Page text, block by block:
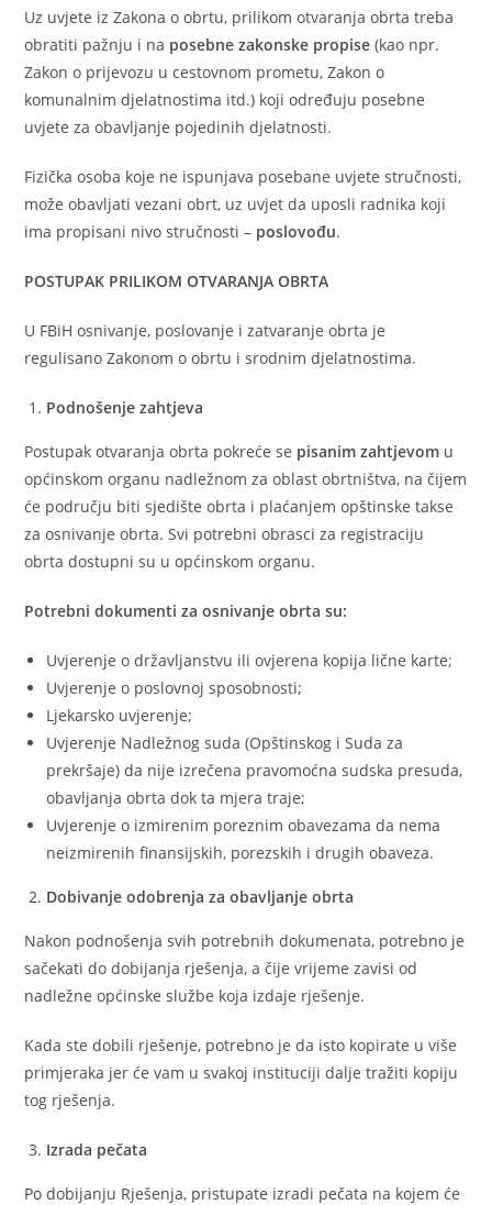
Uz uvjete iz Zakona o obrtu, prilikom otvaranja obrta treba
obratiti pažnju i na posebne zakonske propise(kao npr.
Zakon o prijevozu u cestovnom prometu, Zakon o
komunalnim djelatnostima itd.) koji određuju posebne
uvjete za obavljanje pojedinih djelatnosti.
Fizička osoba koje ne ispunjava posebane uvjete stručnosti,
može obavljati vezani obrt, uz uvjet da uposli radnika koji
ima propisani nivo stručnosti – poslovođu.
POSTUPAK PRILIKOM OTVARANJA OBRTA
U FBiH osnivanje, poslovanje i zatvaranje obrta je
regulisano Zakonom o obrtu i srodnim djelatnostima.
Podnošenje zahtjeva
Postupak otvaranja obrta pokreće se pisanim zahtjevom u
općinskom organu nadležnom za oblast obrtništva, na čijem
će području biti sjedište obrta i plaćanjem opštinske takse
za osnivanje obrta. Svi potrebni obrasci za registraciju
obrta dostupni su u općinskom organu.
Potrebni dokumenti za osnivanje obrta su:
Uvjerenje o državljanstvu ili ovjerena kopija lične karte;
Uvjerenje o poslovnoj sposobnosti;
Ljekarsko uvjerenje;
Uvjerenje Nadležnog suda (Opštinskog i Suda za
prekršaje) da nije izrečena pravomoćna sudska presuda,
obavljanja obrta dok ta mjera traje;
Uvjerenje o izmirenim poreznim obavezama da nema
neizmirenih finansijskih, porezskih i drugih obaveza.
Dobivanje odobrenja za obavljanje obrta
Nakon podnošenja svih potrebnih dokumenata, potrebno je
sačekati do dobijanja rješenja, a čije vrijeme zavisi od
nadležne općinske službe koja izdaje rješenje.
Kada ste dobili rješenje, potrebno je da isto kopirate u više
primjeraka jer će vam u svakoj instituciji dalje tražiti kopiju
tog rješenja.
Izrada pečata
Po dobijanju Rješenja, pristupate izradi pečata na kojem će